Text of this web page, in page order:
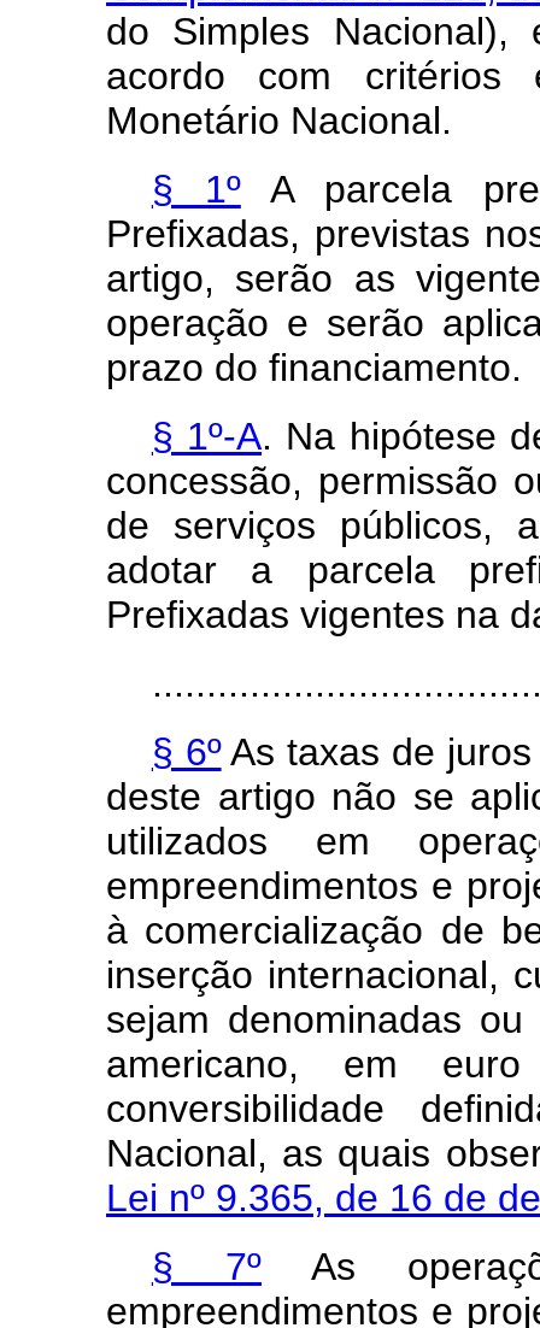
do Simples
acordo com critérios
Monetário Nacional.
§ 1ºA parcela
Prefixadas, previstas
artigo, serão as
operação e serão
prazo do financiamento.
§ 1º-A. Na hipótese
concessão, permissão
de serviços públicos,
adotar a parcela
Prefixadas vigentes na
§ 6ºAs taxas de
deste artigo não se
utilizados em
empreendimentos e
à comercialização de
inserção internacional,
sejam denominadas
americano, em
conversibilidade
Nacional, as quais
Lei nº 9.365, de 16 de
§ 7ºAs
empreendimentos e